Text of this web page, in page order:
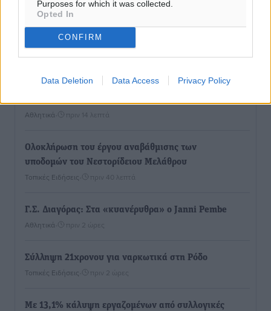
Purposes for which it was collected.
Opted In
CONFIRM
Data Deletion Data Access Privacy Policy
Ροή ειδήσεων
ΠΑΜΕ ΣΤΟΙΧΗΜΑ: Περισσότερα από 95 εκατομμύρια
Αθλητικά πριν 14 λεπτά
Ολοκλήρωση του έργου αναβάθμισης των
υποδομών του Νεστορίδειου Μελάθρου
Τοπικές Ειδήσεις πριν 40 λεπτά
Γ.Σ. Διαγόρας: Στα «κυανέρυθρα» ο Janni Pembe
Αθλητικά πριν 2 ώρες
Σύλληψη 21χρονου για ναρκωτικά στη Ρόδο
Τοπικές Ειδήσεις πριν 2 ώρες
Με 13,1% κάλυψη εργαζομένων από συλλογικές